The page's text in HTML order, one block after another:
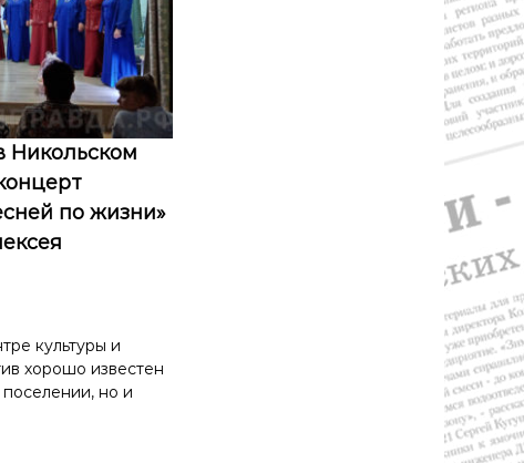
по жизни»
культуры и
хорошо известен
но и